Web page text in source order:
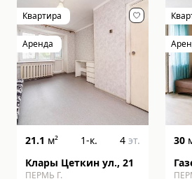
Квартира
Аренда
21.1 м² 1-к. 4 эт.
Клары Цеткин ул., 21
ПЕРМЬ Г.
30